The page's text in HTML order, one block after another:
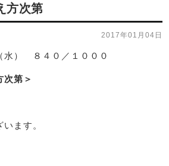
方次第
2017年01月04日
水） ８４０／１０００
次第＞
ます。